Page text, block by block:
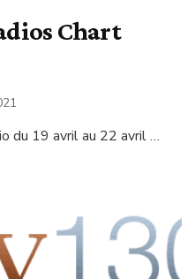
Chart
du 19 avril au 22 avril …